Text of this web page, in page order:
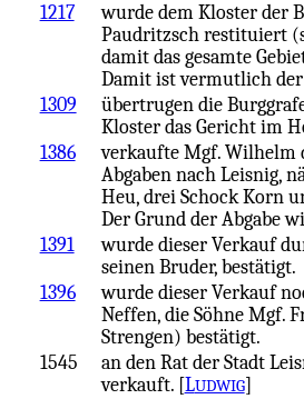
1217
wurde dem Kloster der
Paudritzsch restituiert
damit das gesamte
Damit ist vermutlich
1309
übertrugen die
Kloster das Gericht im
1386
verkaufte Mgf. Wilhelm
Abgaben nach Leisnig,
Heu, drei Schock Korn
Der Grund der Abgabe
1391
wurde dieser Verkauf
seinen Bruder, bestätigt.
1396
wurde dieser Verkauf
Neffen, die Söhne Mgf.
Strengen) bestätigt.
1545
an den Rat der Stadt
verkauft. [LUDWIG]